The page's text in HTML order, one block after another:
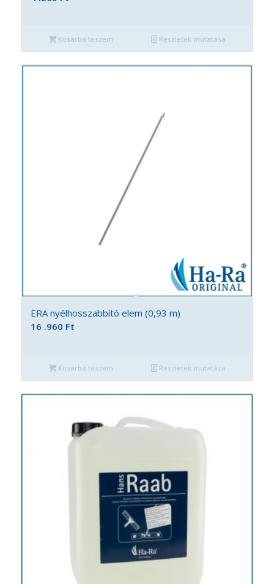
Kosárba teszem Részletek mutatása
ERA nyélhosszabbító elem (0,93 m)
16 .960 Ft
Kosárba teszem Részletek mutatása